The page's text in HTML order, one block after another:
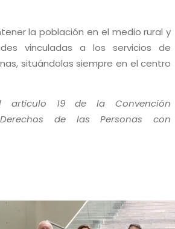
la población en el medio rural y
vinculadas a los servicios de
situándolas siempre en el centro
artículo 19 de la Convención
de las Personas con